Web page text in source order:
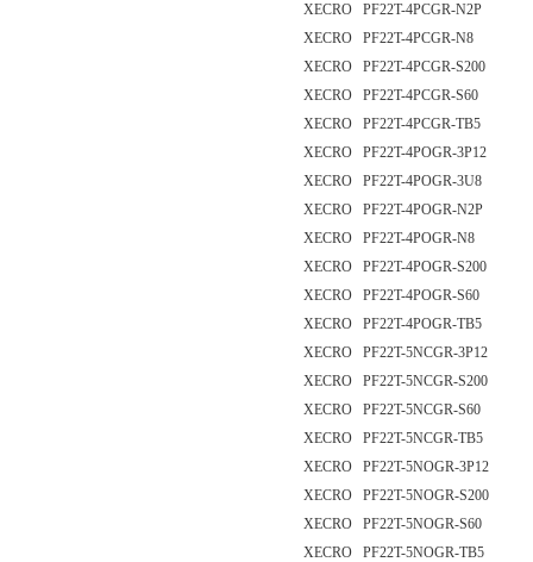
XECRO PF22T-4PCGR-N2P
XECRO PF22T-4PCGR-N8
XECRO PF22T-4PCGR-S200
XECRO PF22T-4PCGR-S60
XECRO PF22T-4PCGR-TB5
XECRO PF22T-4POGR-3P12
XECRO PF22T-4POGR-3U8
XECRO PF22T-4POGR-N2P
XECRO PF22T-4POGR-N8
XECRO PF22T-4POGR-S200
XECRO PF22T-4POGR-S60
XECRO PF22T-4POGR-TB5
XECRO PF22T-5NCGR-3P12
XECRO PF22T-5NCGR-S200
XECRO PF22T-5NCGR-S60
XECRO PF22T-5NCGR-TB5
XECRO PF22T-5NOGR-3P12
XECRO PF22T-5NOGR-S200
XECRO PF22T-5NOGR-S60
XECRO PF22T-5NOGR-TB5